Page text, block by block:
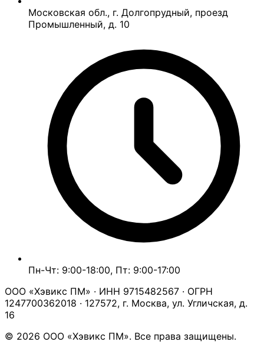
Московская обл., г. Долгопрудный, проезд
Промышленный, д. 10
Пн-Чт: 9:00-18:00, Пт: 9:00-17:00
ООО «Хэвикс ПМ» · ИНН 9715482567 · ОГРН
1247700362018 · 127572, г. Москва, ул. Угличская, д.
16
© 2026 ООО «Хэвикс ПМ». Все права защищены.